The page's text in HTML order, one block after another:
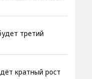
третий
кратный рост